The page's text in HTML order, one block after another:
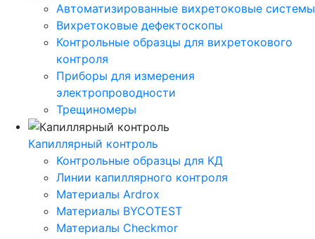
Автоматизированные вихретоковые системы
Вихретоковые дефектоскопы
Контрольные образцы для вихретокового
контроля
Приборы для измерения
электропроводности
Трещиномеры
Капиллярный контроль
Контрольные образцы для КД
Линии капиллярного контроля
Материалы Ardrox
Материалы BYCOTEST
Материалы Checkmor